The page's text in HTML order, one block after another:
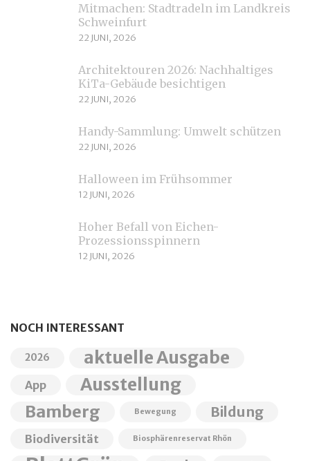
Mitmachen: Stadtradeln im Landkreis
Schweinfurt
22 JUNI, 2026
Architektouren 2026: Nachhaltiges
KiTa-Gebäude besichtigen
22 JUNI, 2026
Handy-Sammlung: Umwelt schützen
22 JUNI, 2026
Halloween im Frühsommer
12 JUNI, 2026
Hoher Befall von Eichen-
Prozessionsspinnern
12 JUNI, 2026
NOCH INTERESSANT
2026 aktuelle Ausgabe
App Ausstellung
Bamberg Bewegung Bildung
Biodiversität Biosphärenreservat Rhön